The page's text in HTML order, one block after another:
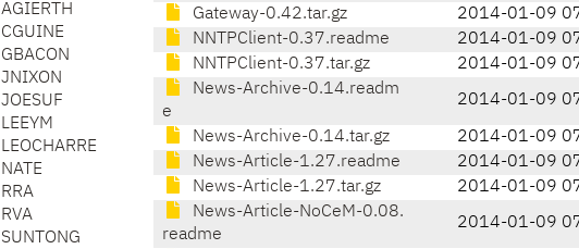
AGIERTH
CGUINE
GBACON
JNIXON
JOESUF
LEEYM
LEOCHARRE
NATE
RRA
RVA
SUNTONG
Gateway-0.42.tar.gz
2014-01-09
NNTPClient-0.37.readme
2014-01-09
NNTPClient-0.37.tar.gz
2014-01-09
News-Archive-0.14.readm
e
2014-01-09
News-Archive-0.14.tar.gz 2014-01-09
News-Article-1.27.readme
2014-01-09
News-Article-1.27.tar.gz
2014-01-09
News-Article-NoCeM-0.08.
readme
2014-01-09